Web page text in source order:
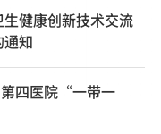
健康创新技术交流
知
四医院“一带一